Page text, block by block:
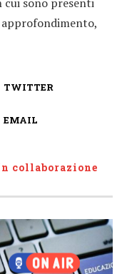
TWITTER
EMAIL
n collaborazione